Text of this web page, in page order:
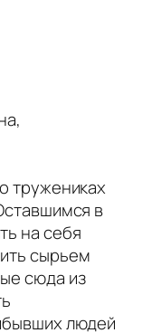
тружениках
в
на себя
сырьем
сюда из
людей